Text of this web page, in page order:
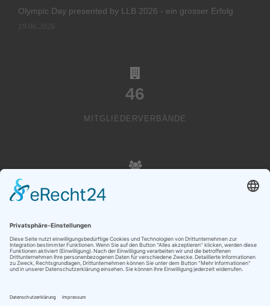
Olympic Day presented by LLB 2026 - ein grosser Erfolg
19.06.2026
46
MITGLIEDERVERBÄNDE